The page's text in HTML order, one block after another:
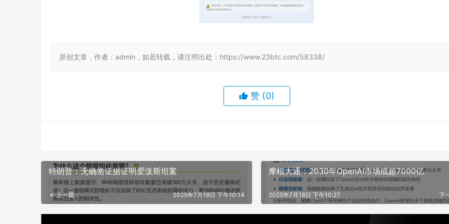
原创文章，作者：admin，如若转载，请注明出处：https://www.23btc.com/58338/
赞 (0)
特朗普：无确凿证据证明爱泼斯坦案
上一篇 2025年7月18日 下午10:14
摩根大通：2030年OpenAI市场或超7000亿
下
2025年7月18日 下午10:27